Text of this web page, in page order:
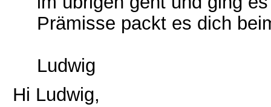
Prämisse packt es dich
Ludwig
Hi Ludwig,